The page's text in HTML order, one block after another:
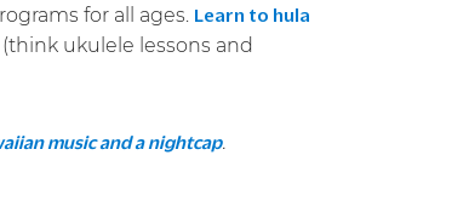
for all ages. Learn to hula
(think ukulele lessons and
music and a nightcap.